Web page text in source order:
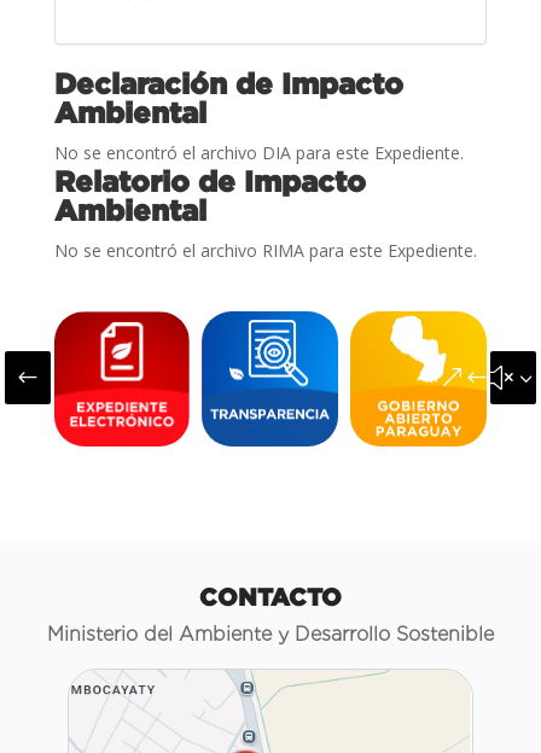
Declaración de Impacto
Ambiental
No se encontró el archivo DIA para este Expediente.
Relatorio de Impacto
Ambiental
No se encontró el archivo RIMA para este Expediente.
#
CONTACTO
Ministerio del Ambiente y Desarrollo Sostenible